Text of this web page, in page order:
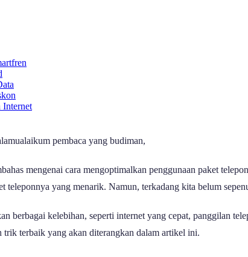
Internet
pembaca yang budiman,
mengenai cara mengoptimalkan penggunaan paket
teleponnya yang menarik. Namun, terkadang kita belum
berbagai kelebihan, seperti internet yang cepat, panggilan
trik terbaik yang akan diterangkan dalam artikel ini.